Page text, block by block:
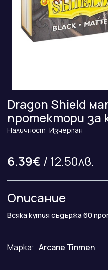
Dragon Shield
протектори за
Наличност: Изчерпан
6.39€ / 12.50лв.
Описание
Всяка кутия съдържа 60
Марка: Arcane Tinmen